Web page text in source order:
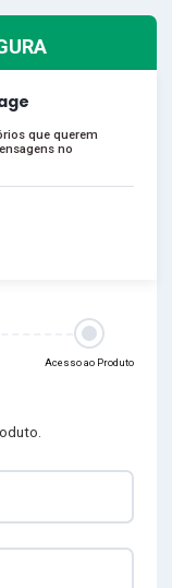
que querem
no
Acesso ao Produto